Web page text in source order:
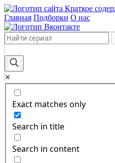
Краткое
Главная Подборки О нас
Exact matches only
Search in title
Search in content